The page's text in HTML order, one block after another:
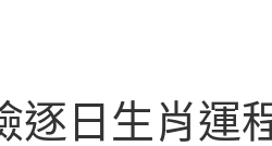
逐日生肖運